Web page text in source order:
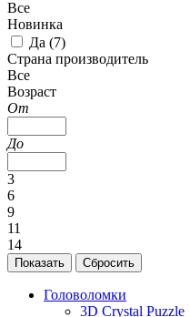
Все
Новинка
Да (7)
Страна производитель
Все
Возраст
От
До
3
6
9
11
14
Головоломки
3D Crystal Puzzle